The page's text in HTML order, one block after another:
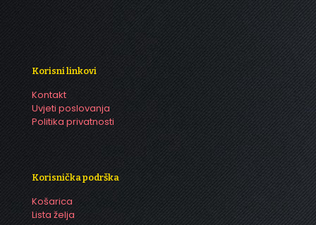
Korisni linkovi
Kontakt
Uvjeti poslovanja
Politika privatnosti
Korisnička podrška
Košarica
Lista želja